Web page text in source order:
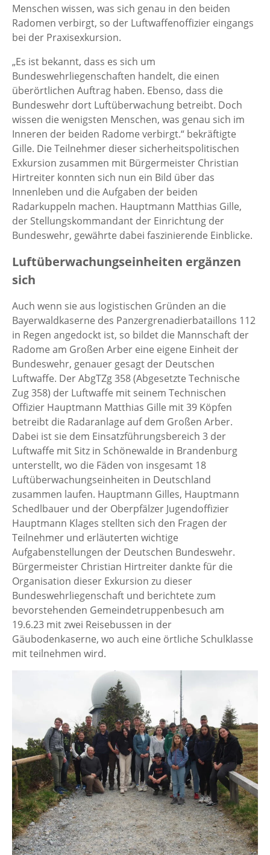
Menschen wissen, was sich genau in den beiden
Radomen verbirgt, so der Luftwaffenoffizier eingangs
bei der Praxisexkursion.
„Es ist bekannt, dass es sich um
Bundeswehrliegenschaften handelt, die einen
überörtlichen Auftrag haben. Ebenso, dass die
Bundeswehr dort Luftüberwachung betreibt. Doch
wissen die wenigsten Menschen, was genau sich im
Inneren der beiden Radome verbirgt.“ bekräftigte
Gille. Die Teilnehmer dieser sicherheitspolitischen
Exkursion zusammen mit Bürgermeister Christian
Hirtreiter konnten sich nun ein Bild über das
Innenleben und die Aufgaben der beiden
Radarkuppeln machen. Hauptmann Matthias Gille,
der Stellungskommandant der Einrichtung der
Bundeswehr, gewährte dabei faszinierende Einblicke.
Luftüberwachungseinheiten ergänzen
sich
Auch wenn sie aus logistischen Gründen an die
Bayerwaldkaserne des Panzergrenadierbataillons 112
in Regen angedockt ist, so bildet die Mannschaft der
Radome am Großen Arber eine eigene Einheit der
Bundeswehr, genauer gesagt der Deutschen
Luftwaffe. Der AbgTZg 358 (Abgesetzte Technische
Zug 358) der Luftwaffe mit seinem Technischen
Offizier Hauptmann Matthias Gille mit 39 Köpfen
betreibt die Radaranlage auf dem Großen Arber.
Dabei ist sie dem Einsatzführungsbereich 3 der
Luftwaffe mit Sitz in Schönewalde in Brandenburg
unterstellt, wo die Fäden von insgesamt 18
Luftüberwachungseinheiten in Deutschland
zusammen laufen. Hauptmann Gilles, Hauptmann
Schedlbauer und der Oberpfälzer Jugendoffizier
Hauptmann Klages stellten sich den Fragen der
Teilnehmer und erläuterten wichtige
Aufgabenstellungen der Deutschen Bundeswehr.
Bürgermeister Christian Hirtreiter dankte für die
Organisation dieser Exkursion zu dieser
Bundeswehrliegenschaft und berichtete zum
bevorstehenden Gemeindetruppenbesuch am
19.6.23 mit zwei Reisebussen in der
Gäubodenkaserne, wo auch eine örtliche Schulklasse
mit teilnehmen wird.